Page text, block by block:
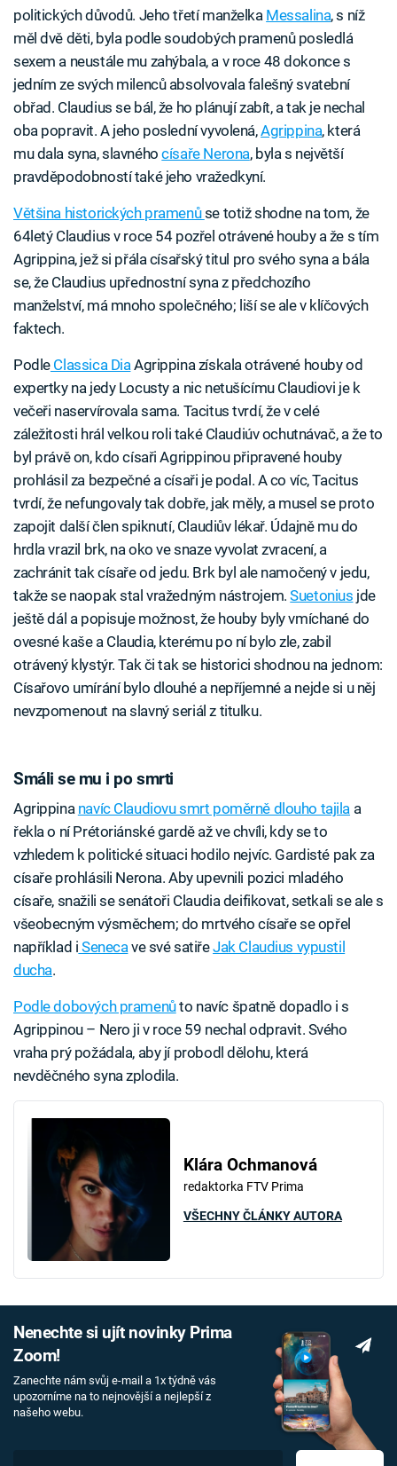
politických důvodů. Jeho třetí manželka Messalina, s níž
měl dvě děti, byla podle soudobých pramenů posledlá
sexem a neustále mu zahýbala, a v roce 48 dokonce s
jedním ze svých milenců absolvovala falešný svatební
obřad. Claudius se bál, že ho plánují zabít, a tak je nechal
oba popravit. A jeho poslední vyvolená,Agrippina, která
mu dala syna, slavnéhocísaře Nerona, byla s největší
pravděpodobností také jeho vražedkyní.
Většina historických pramenůse totiž shodne na tom, že
64letý Claudius v roce 54 pozřel otrávené houby a že s tím
Agrippina, jež si přála císařský titul pro svého syna a bála
se, že Claudius upřednostní syna z předchozího
manželství, má mnoho společného; liší se ale v klíčových
faktech.
PodleClassica Dia Agrippina získala otrávené houby od
expertky na jedy Locusty a nic netušícímu Claudiovi je k
večeři naservírovala sama. Tacitus tvrdí, že v celé
záležitosti hrál velkou roli také Claudiúv ochutnávač, a že to
byl právě on, kdo císaři Agrippinou připravené houby
prohlásil za bezpečné a císaři je podal. A co víc, Tacitus
tvrdí, že nefungovaly tak dobře, jak měly, a musel se proto
zapojit další člen spiknutí, Claudiův lékař. Údajně mu do
hrdla vrazil brk, na oko ve snaze vyvolat zvracení, a
zachránit tak císaře od jedu. Brk byl ale namočený v jedu,
takže se naopak stal vražedným nástrojem.Suetonius jde
ještě dál a popisuje možnost, že houby byly vmíchané do
ovesné kaše a Claudia, kterému po ní bylo zle, zabil
otrávený klystýr. Tak či tak se historici shodnou na jednom:
Císařovo umírání bylo dlouhé a nepříjemné a nejde si u něj
nevzpomenout na slavný seriál z titulku.
Smáli se mu i po smrti
Agrippina navíc Claudiovu smrt poměrně dlouho tajila a
řekla o ní Prétoriánské gardě až ve chvíli, kdy se to
vzhledem k politické situaci hodilo nejvíc. Gardisté pak za
císaře prohlásili Nerona. Aby upevnili pozici mladého
císaře, snažili se senátoři Claudia deifikovat, setkali se ale s
všeobecným výsměchem; do mrtvého císaře se opřel
například i Senecave své satiřeJak Claudius vypustil
ducha.
Podle dobových pramenůto navíc špatně dopadlo i s
Agrippinou – Nero ji v roce 59 nechal odpravit. Svého
vraha prý požádala, aby jí probodl dělohu, která
nevděčného syna zplodila.
Klára Ochmanová
redaktorka FTV Prima
VŠECHNY ČLÁNKY AUTORA
Nenechte si ujít novinky Prima
Zoom!
Zanechte nám svůj e-mail a 1x týdně vás
upozorníme na to nejnovější a nejlepší z
našeho webu.